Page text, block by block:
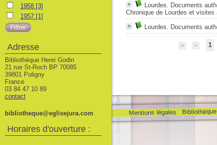
Lourdes. Documents
Chronique de Lourdes et
Lourdes. Documents
1
Mentions légales
1958 1958 [3]
1957 1957 [1]
Adresse
Bibliothèque Henri Godin
21 rue St-Roch BP 70085
39801 Poligny
France
03 84 47 10 89
contact
bibliotheque@eglisejura.com
Horaires d'ouverture :